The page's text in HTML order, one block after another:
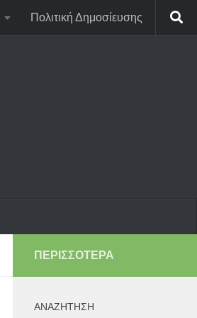
Πολιτική Δημοσίευσης
ΠΕΡΙΣΣΌΤΕΡΑ
ΑΝΑΖΉΤΗΣΗ